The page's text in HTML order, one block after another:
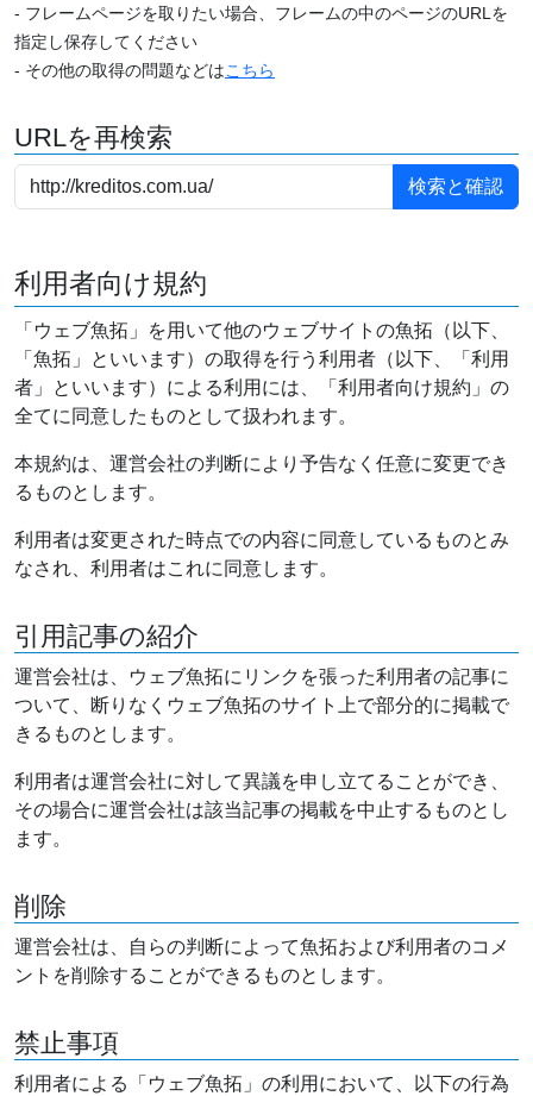
- フレームページを取りたい場合、フレームの中のページのURLを
指定し保存してください
- その他の取得の問題などはこちら
URLを再検索
利用者向け規約
「ウェブ魚拓」を用いて他のウェブサイトの魚拓（以下、
「魚拓」といいます）の取得を行う利用者（以下、「利用
者」といいます）による利用には、「利用者向け規約」の
全てに同意したものとして扱われます。
本規約は、運営会社の判断により予告なく任意に変更でき
るものとします。
利用者は変更された時点での内容に同意しているものとみ
なされ、利用者はこれに同意します。
引用記事の紹介
運営会社は、ウェブ魚拓にリンクを張った利用者の記事に
ついて、断りなくウェブ魚拓のサイト上で部分的に掲載で
きるものとします。
利用者は運営会社に対して異議を申し立てることができ、
その場合に運営会社は該当記事の掲載を中止するものとし
ます。
削除
運営会社は、自らの判断によって魚拓および利用者のコメ
ントを削除することができるものとします。
禁止事項
利用者による「ウェブ魚拓」の利用において、以下の行為